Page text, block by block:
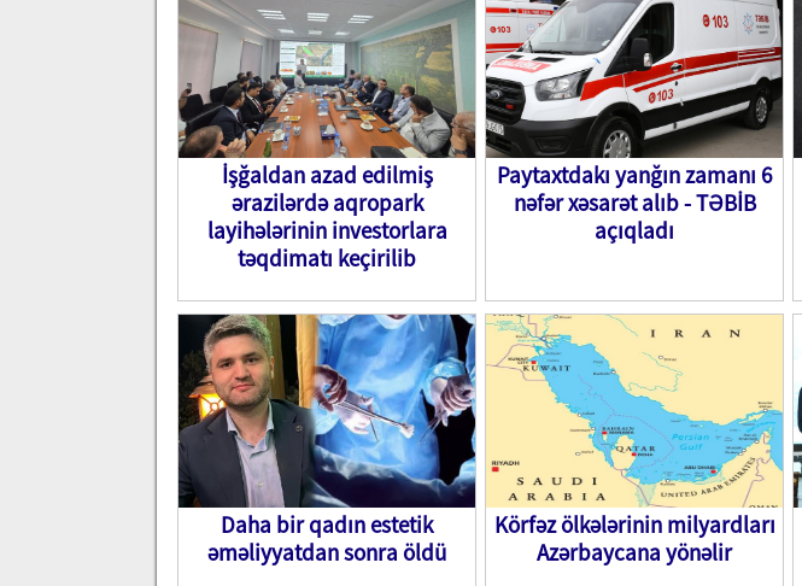
İşğaldan azad edilmiş
ərazilərdə aqropark
layihələrinin investorlara
təqdimatı keçirilib
Paytaxtdakı yanğın zamanı 6
nəfər xəsarət alıb - TƏBİB
açıqladı
Daha bir qadın estetik
əməliyyatdan sonra öldü
Körfəz ölkələrinin milyardları
Azərbaycana yönəlir